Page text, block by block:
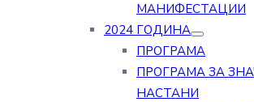
МАНИФЕСТАЦИИ
2024 ГОДИНА
ПРОГРАМА
ПРОГРАМА ЗА
НАСТАНИ